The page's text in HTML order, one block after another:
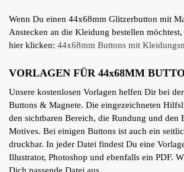
Wenn Du einen 44x68mm Glitzerbutton mit
Anstecken an die Kleidung bestellen
hier klicken: 44x68mm Buttons mit
VORLAGEN FÜR 44x68MM
Unsere kostenlosen Vorlagen helfen Dir bei
Buttons & Magnete. Die eingezeichneten
den sichtbaren Bereich, die Rundung und den
Motives. Bei einigen Buttons ist auch ein
druckbar. In jeder Datei findest Du eine
Illustrator, Photoshop und ebenfalls ein PDF.
Dich passende Datei aus.